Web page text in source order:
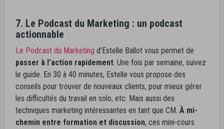
7. Le Podcast du Marketing : un podcast
actionnable
Le Podcast du Marketing d’Estelle Ballot vous permet de
passer à l’action rapidement. Une fois par semaine, suivez
le guide. En 30 à 40 minutes, Estelle vous propose des
conseils pour trouver de nouveaux clients, pour mieux gérer
les difficultés du travail en solo, etc. Mais aussi des
techniques marketing intéressantes en tant que CM. À mi-
chemin entre formation et discussion, ces mini-cours